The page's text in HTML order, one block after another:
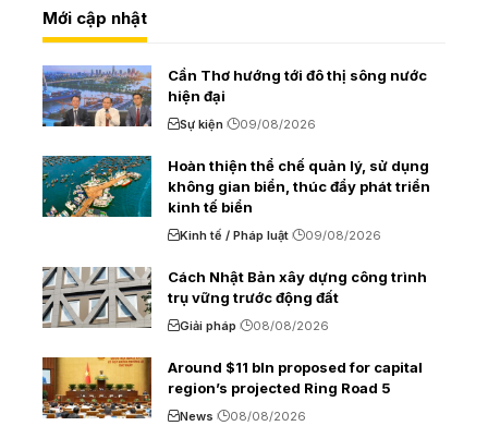
Mới cập nhật
Cần Thơ hướng tới đô thị sông nước
hiện đại
Sự kiện 09/08/2026
Hoàn thiện thể chế quản lý, sử dụng
không gian biển, thúc đẩy phát triển
kinh tế biển
Kinh tế / Pháp luật 09/08/2026
Cách Nhật Bản xây dựng công trình
trụ vững trước động đất
Giải pháp 08/08/2026
Around $11 bln proposed for capital
region’s projected Ring Road 5
News 08/08/2026